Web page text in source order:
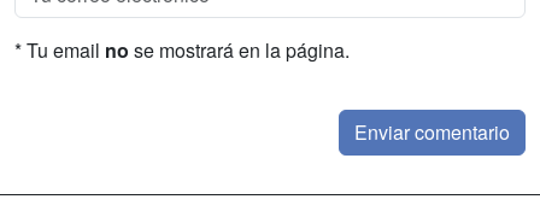
* Tu email no se mostrará en la página.